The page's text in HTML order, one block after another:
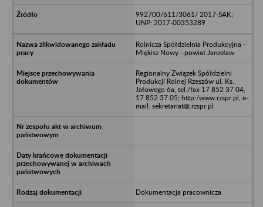
992700/611/3061/ 2017-SAK;
UNP: 2017-00353289
Rolnicza Spółdzielnia Produkcyjna -
Miękisz Nowy - powiat Jarosław
Regionalny Związek Spółdzielni
Produkcji Rolnej Rzeszów ul. Ks.
Jałowego 6a, tel./fax 17 852 37 04,
17 852 37 05; http:/www.rzspr.pl, e-
mail: sekretariat@.rzspr.pl
Dokumentacja pracownicza